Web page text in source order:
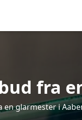
fra
glarmester i